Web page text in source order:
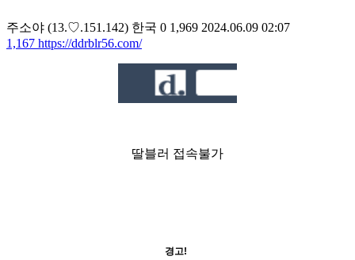
주소야 (13.♡.151.142) 한국 0 1,969 2024.06.09 02:07
1,167 https://ddrblr56.com/
딸블러 접속불가
경고!